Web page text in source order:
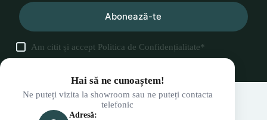
Abonează-te
Am citit și accept Politica de Confidențialitate*
Hai să ne cunoaștem!
Ne puteți vizita la showroom sau ne puteți contacta
telefonic
Adresă: